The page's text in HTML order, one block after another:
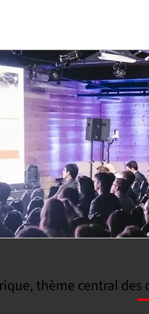
thème central des